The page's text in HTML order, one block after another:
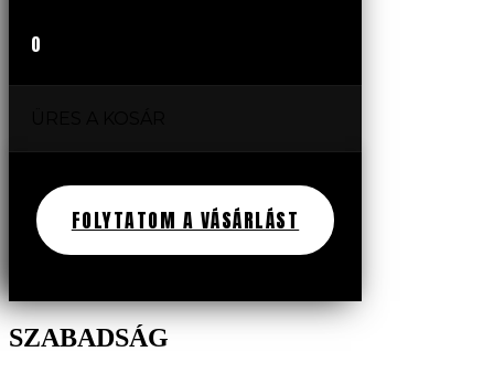
0
FOLYTATOM A VÁSÁRLÁST
SZABADSÁG